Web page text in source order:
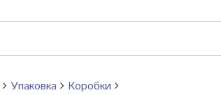
Упаковка Коробки